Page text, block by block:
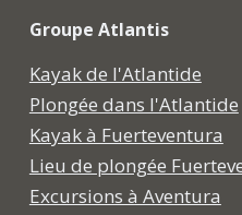
Groupe Atlantis
Kayak de l'Atlantide
Plongée dans l'Atlantide
Kayak à Fuerteventura
Lieu de plongée
Excursions à Aventura